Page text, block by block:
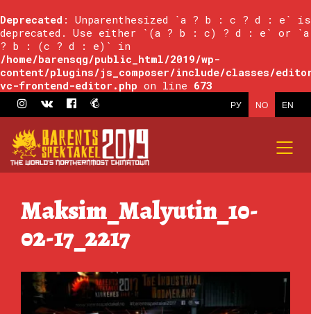
Deprecated : Unparenthesized `a ? b : c ? d : e` is
deprecated. Use either `(a ? b : c) ? d : e` or `a
? b : (c ? d : e)` in
/home/barensqg/public_html/2019/wp-
content/plugins/js_composer/include/classes/
vc-frontend-editor.php on line 673
EN
NO
РУ
Maksim_Malyutin_10-
02-17_2217